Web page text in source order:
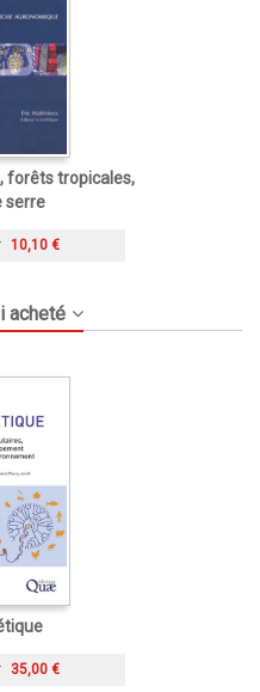
forêts tropicales,
serre
10,10 €
acheté
35,00 €